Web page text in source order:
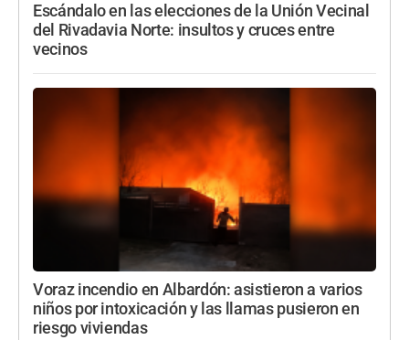
Escándalo en las elecciones de la Unión Vecinal
del Rivadavia Norte: insultos y cruces entre
vecinos
Voraz incendio en Albardón: asistieron a varios
niños por intoxicación y las llamas pusieron en
riesgo viviendas